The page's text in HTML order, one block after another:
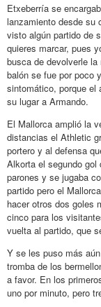
Etxeberría se
lanzamiento desde su
visto algún partido de
quieres marcar, pues
busca de devolverle
balón se fue por poco
sintomático, porque el
su lugar a Armando.
El Mallorca amplió la
distancias el Athletic
portero y al defensa
Alkorta el segundo
parones y se jugaba
partido pero el
hacer otros dos goles
cinco para los
vuelta al partido, que
Y se les puso más
tromba de los
a favor. En los
uno por minuto, pero